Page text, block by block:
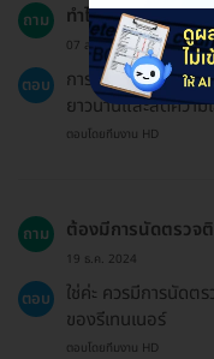
ถาม ทำไมถึงควรทำรีเท
07 ส.ค. 2023
ตอบ
การทำรีเทนเนอร์ช่
ยาวนานและลดควา
ตอบโดยทีมงาน HD
ถาม ต้องมีการนัดตรวจ
19 ธ.ค. 2024
ตอบ
ใช่ค่ะ ควรมีการนัดต
ของรีเทนเนอร์
ตอบโดยทีมงาน HD